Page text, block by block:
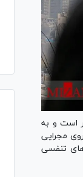
است و به
مجرایی
تنفسی